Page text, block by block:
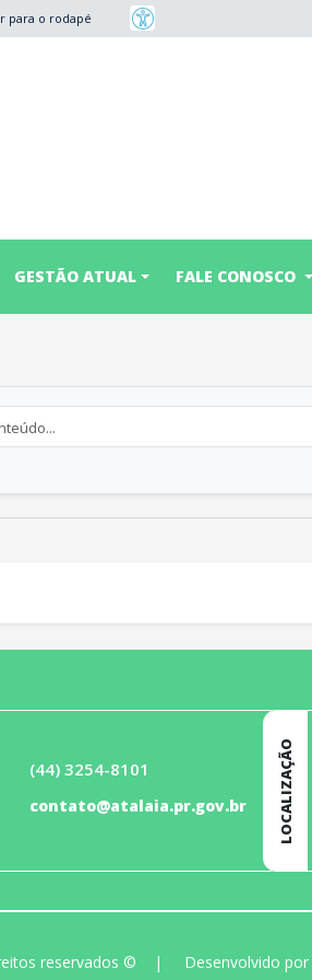
para o rodapé
GESTÃO ATUAL FALE CONOSCO
(44) 3254-8101
contato@atalaia.pr.gov.br LOCALIZAÇÃO
reservados © | Desenvolvido por